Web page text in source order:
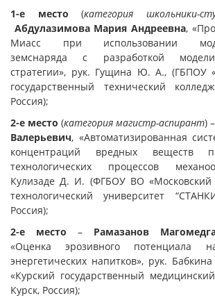
1-е место (категория школьники-
Абдулазимова Мария Андреевна,
Миасс при использовании
земснаряда с разработкой модели
стратегии», рук. Гущина Ю. А., (ГБПОУ
государственный технический
Россия);
2-е место (категория магистр-аспирант) –
Валерьевич, «Автоматизированная
концентраций вредных веществ
технологических процессов
Кулизаде Д. И. (ФГБОУ ВО «Московский
технологический университет
Россия);
2-е место – Рамазанов
«Оценка эрозивного потенциала
энергетических напитков», рук.
«Курский государственный
Курск, Россия);